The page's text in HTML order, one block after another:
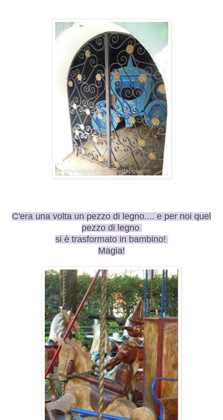
C'era una volta un pezzo di legno.... e per noi quel
pezzo di legno
si è trasformato in bambino!
Magia!